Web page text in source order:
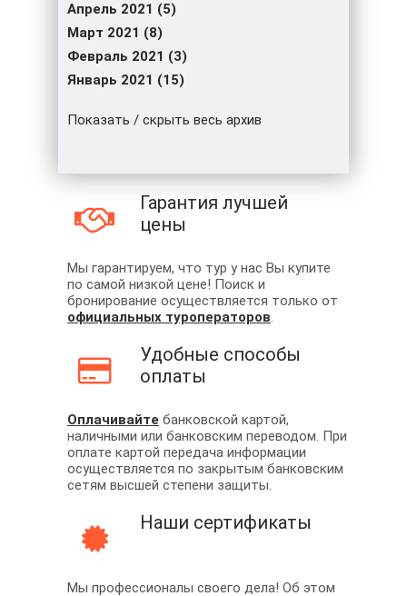
Апрель 2021 (5)
Март 2021 (8)
Февраль 2021 (3)
Январь 2021 (15)
Показать / скрыть весь архив
Гарантия лучшей
цены
Мы гарантируем, что тур у нас Вы купите
по самой низкой цене! Поиск и
бронирование осуществляется только от
официальных туроператоров.
Удобные способы
оплаты
Оплачивайте банковской картой,
наличными или банковским переводом. При
оплате картой передача информации
осуществляется по закрытым банковским
сетям высшей степени защиты.
Наши сертификаты
Мы профессионалы своего дела! Об этом